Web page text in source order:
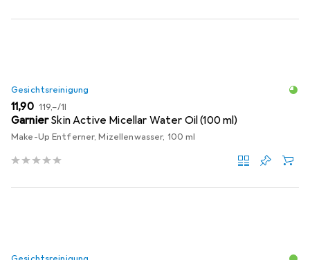
Gesichtsreinigung
EUR
11,90 EUR
119,–/1l
GarnierSkin Active Micellar Water Oil (100 ml)
Make-Up Entferner, Mizellenwasser, 100 ml